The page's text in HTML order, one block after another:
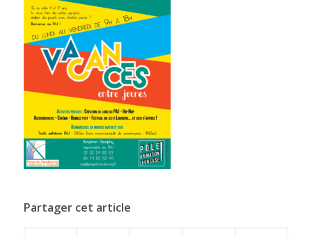
Partager cet article